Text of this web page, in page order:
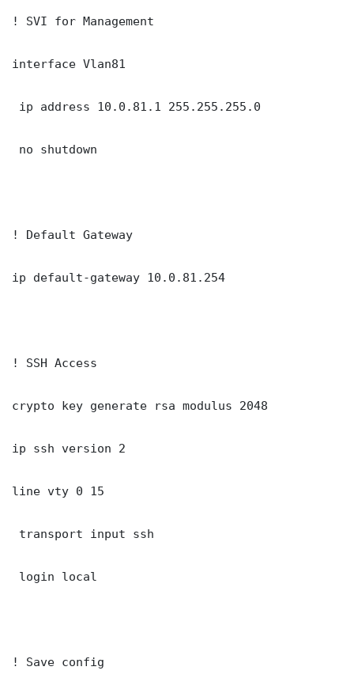
! SVI for Management
interface Vlan81
ip address 10.0.81.1 255.255.255.0
no shutdown
! Default Gateway
ip default-gateway 10.0.81.254
! SSH Access
crypto key generate rsa modulus 2048
ip ssh version 2
line vty 0 15
transport input ssh
login local
! Save config